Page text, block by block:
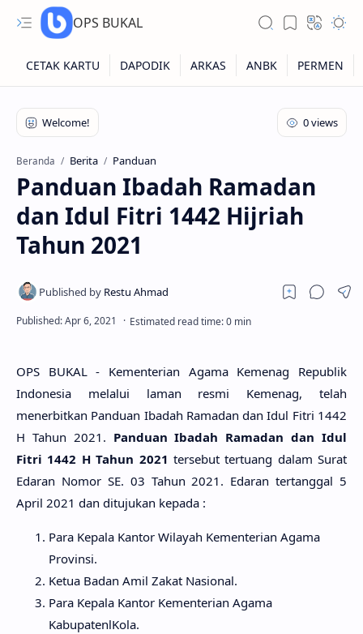
OPS BUKAL
Kartu NUPTK
Kartu NRG
Kartu NISN
Kartu NISN Foto
Kartu NISN Massal
Beranda Berita Panduan
Panduan Ibadah Ramadan
dan Idul Fitri 1442 Hijriah
Tahun 2021
OPS BUKAL - Kementerian Agama Kemenag Republik
Indonesia melalui laman resmi Kemenag, telah
menerbitkan Panduan Ibadah Ramadan dan Idul Fitri 1442
H Tahun 2021. Panduan Ibadah Ramadan dan Idul
Fitri 1442 H Tahun 2021 tersebut tertuang dalam Surat
Edaran Nomor SE. 03 Tahun 2021. Edaran tertanggal 5
April 2021 dan ditujukan kepada :
Para Kepala Kantor Wilayah Kementerian Agama
Provinsi.
Ketua Badan Amil Zakat Nasional.
Para Kepala Kantor Kementerian Agama
KabupatenlKola.